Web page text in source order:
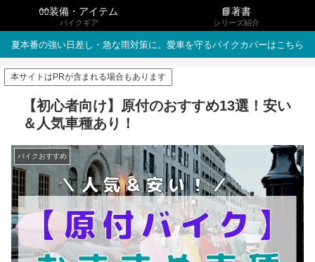
🧤装備・アイテム
バイクギア
📘著書
シリーズ紹介
夏本番の強い日差し・急な雨対策に。愛車を守るバイクカバーはこちら
本サイトはPRが含まれる場合もあります
【初心者向け】原付のおすすめ13選！安い
＆人気車種あり！
バイクおすすめ